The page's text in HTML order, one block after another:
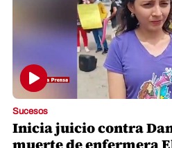
Sucesos
Inicia juicio contra